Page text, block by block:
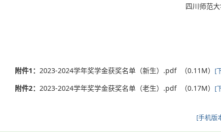
四川师范大学生命科学学院研究
附件1： 2023-2024学年奖学金获奖名单（新生）.pdf （0.11M） [
附件2： 2023-2024学年奖学金获奖名单（老生）.pdf （0.17M） [
[手机版